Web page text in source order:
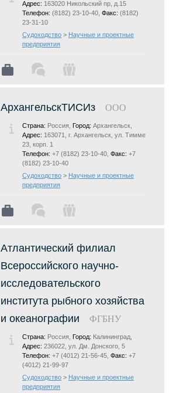
Адрес: 163020 Никольский пр, д.15
Телефон: (8182) 23-10-40, Факс: (8182)
23-31-10
Судоходство > Научные и проектные
предприятия
АрхангельскТИСИз ООО
Страна: Россия, Город: Архангельск,
Адрес: 163071, г. Архангельск, ул. Тимме
23, корп. 1
Телефон: +7 (8182) 23-10-40, Факс: +7
(8182) 23-10-40
Судоходство > Научные и проектные
предприятия
Атлантический филиал
Всероссийского научно-
исследовательского
института рыбного хозяйства
и океанографии
ФГБНУ
Страна: Россия, Город: Калининград,
Адрес: 236022, ул. Дм. Донского, 5
Телефон: +7 (4012) 21-56-45, Факс: +7
(4012) 21-99-97
Судоходство > Научные и проектные
предприятия